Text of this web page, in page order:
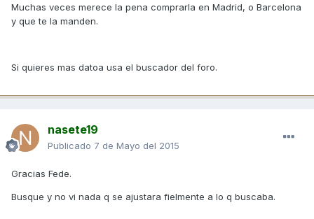
Muchas veces merece la pena comprarla en Madrid, o Barcelona
y que te la manden.
Si quieres mas datoa usa el buscador del foro.
nasete19
Publicado 7 de Mayo del 2015
Gracias Fede.
Busque y no vi nada q se ajustara fielmente a lo q buscaba.